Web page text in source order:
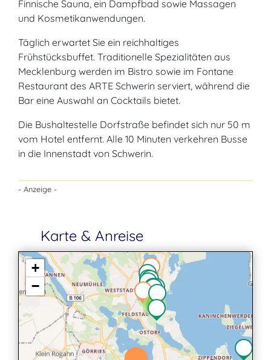
Finnische Sauna, ein Dampfbad sowie Massagen
und Kosmetikanwendungen.
Täglich erwartet Sie ein reichhaltiges
Frühstücksbuffet. Traditionelle Spezialitäten aus
Mecklenburg werden im Bistro sowie im Fontane
Restaurant des ARTE Schwerin serviert, während die
Bar eine Auswahl an Cocktails bietet.
Die Bushaltestelle Dorfstraße befindet sich nur 50 m
vom Hotel entfernt. Alle 10 Minuten verkehren Busse
in die Innenstadt von Schwerin.
- Anzeige -
Karte & Anreise
2
2
+
−